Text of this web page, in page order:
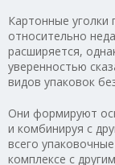
Картонные уголки
относительно
расширяется,
уверенностью
видов упаковок
Они формируют
и комбинируя с
всего
комплексе с